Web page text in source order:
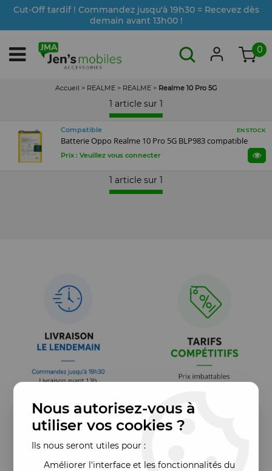
Cut-Off tardif ! Commandez jusqu'à 19h30 = Recevez dès
demain avant 13h00 !
0
Accueil > REALME > REALME > Realme 10 Pro 5G
1 article sur 1
Compatible EN STOCK
Batterie Oppo Realme 10 Pro 5G BLP983 compatible
Prix : Veuillez vous connecter
1 article sur 1
Nous autorisez-vous à
utiliser vos cookies ?
Ils nous seront utiles pour :
Améliorer l'interface et les fonctionnalités du